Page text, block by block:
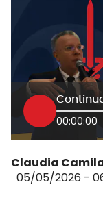
00:00:00
Claudia
05/05/2026 -